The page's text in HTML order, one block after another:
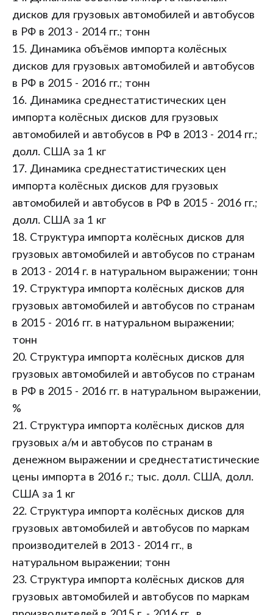
дисков для грузовых автомобилей и автобусов
в РФ в 2013 - 2014 гг.; тонн
15. Динамика объёмов импорта колёсных
дисков для грузовых автомобилей и автобусов
в РФ в 2015 - 2016 гг.; тонн
16. Динамика среднестатистических цен
импорта колёсных дисков для грузовых
автомобилей и автобусов в РФ в 2013 - 2014 гг.;
долл. США за 1 кг
17. Динамика среднестатистических цен
импорта колёсных дисков для грузовых
автомобилей и автобусов в РФ в 2015 - 2016 гг.;
долл. США за 1 кг
18. Структура импорта колёсных дисков для
грузовых автомобилей и автобусов по странам
в 2013 - 2014 г. в натуральном выражении; тонн
19. Структура импорта колёсных дисков для
грузовых автомобилей и автобусов по странам
в 2015 - 2016 гг. в натуральном выражении;
тонн
20. Структура импорта колёсных дисков для
грузовых автомобилей и автобусов по странам
в РФ в 2015 - 2016 гг. в натуральном выражении,
%
21. Структура импорта колёсных дисков для
грузовых а/м и автобусов по странам в
денежном выражении и среднестатистические
цены импорта в 2016 г.; тыс. долл. США, долл.
США за 1 кг
22. Структура импорта колёсных дисков для
грузовых автомобилей и автобусов по маркам
производителей в 2013 - 2014 гг., в
натуральном выражении; тонн
23. Структура импорта колёсных дисков для
грузовых автомобилей и автобусов по маркам